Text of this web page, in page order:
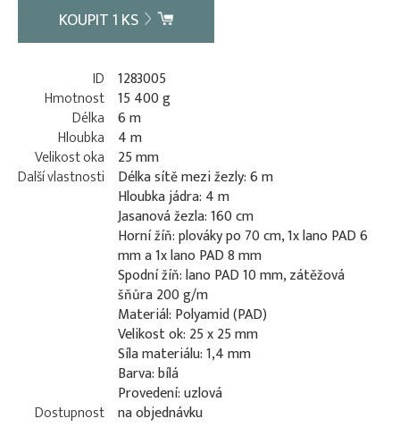
KOUPIT1 KS
ID 1283005
Hmotnost 15 400 g
Délka 6 m
Hloubka
4 m
Velikost oka
25 mm
Další vlastnosti
Délka sítě mezi žezly: 6 m
Hloubka jádra: 4 m
Jasanová žezla: 160 cm
Horní žíň: plováky po 70 cm, 1x lano PAD 6
mm a 1x lano PAD 8 mm
Spodní žíň: lano PAD 10 mm, zátěžová
šňůra 200 g/m
Materiál: Polyamid (PAD)
Velikost ok: 25 x 25 mm
Síla materiálu: 1,4 mm
Barva: bílá
Provedení: uzlová
Dostupnost na objednávku